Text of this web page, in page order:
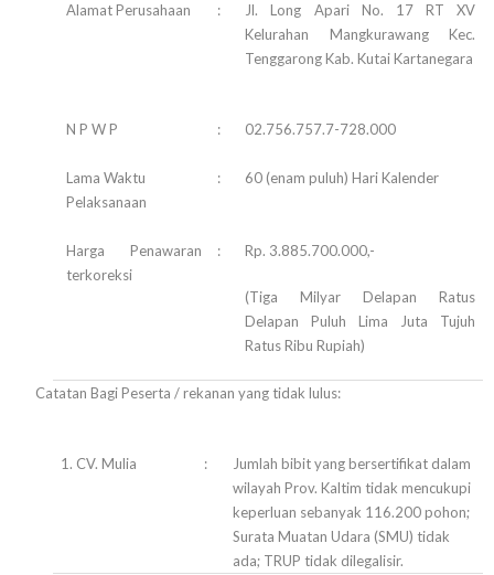
Alamat Perusahaan
N P W P
Lama Waktu
Pelaksanaan
Harga Penawaran
terkoreksi
:
:
:
:
Jl. Long Apari No. 17 RT XV
Kelurahan Mangkurawang Kec.
Tenggarong Kab. Kutai Kartanegara
02.756.757.7-728.000
60 (enam puluh) Hari Kalender
Rp. 3.885.700.000,-
(Tiga Milyar Delapan Ratus
Delapan Puluh Lima Juta Tujuh
Ratus Ribu Rupiah)
Catatan Bagi Peserta / rekanan yang tidak lulus:
1. CV. Mulia :
Jumlah bibit yang bersertifikat dalam
wilayah Prov. Kaltim tidak mencukupi
keperluan sebanyak 116.200 pohon;
Surata Muatan Udara (SMU) tidak
ada; TRUP tidak dilegalisir.